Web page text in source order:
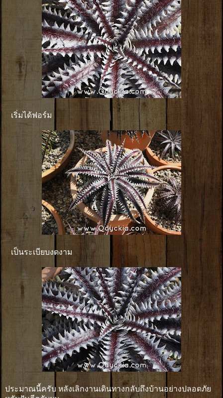
เริ่มได้ฟอร์ม
เป็นระเบียบงดงาม
ประมาณนี้ครับ หลังเลิกงานเดินทางกลับถึงบ้านอย่างปลอดภัย